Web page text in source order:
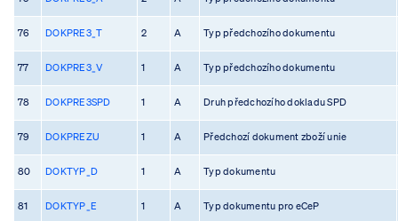
76 DOKPRE3_T 2 A Typ předchozího dokumentu
77 DOKPRE3_V 1 A Typ předchozího dokumentu
78 DOKPRE3SPD 1 A Druh předchozího dokladu SPD
79 DOKPREZU 1 A Předchozí dokument zboží unie
80 DOKTYP_D 1 A Typ dokumentu
81 DOKTYP_E 1 A Typ dokumentu pro eCeP